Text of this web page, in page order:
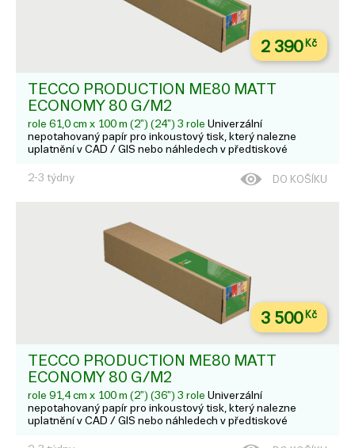
2 390Kč
TECCO PRODUCTION ME80 MATT
ECONOMY 80 G/M2
role 61,0 cm x 100 m (2") (24") 3 role Univerzální
nepotahovaný papír pro inkoustový tisk, který nalezne
uplatnění v CAD / GIS nebo náhledech v předtiskové
2-3 týdny
DO KOŠÍKU
3 500Kč
TECCO PRODUCTION ME80 MATT
ECONOMY 80 G/M2
role 91,4 cm x 100 m (2") (36") 3 role Univerzální
nepotahovaný papír pro inkoustový tisk, který nalezne
uplatnění v CAD / GIS nebo náhledech v předtiskové